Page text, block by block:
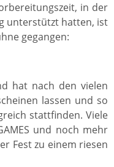
in der
unterstützt hatten, ist
gegangen:
hat nach den vielen
lassen und so
stattfinden. Viele
und noch mehr
Fest zu einem riesen